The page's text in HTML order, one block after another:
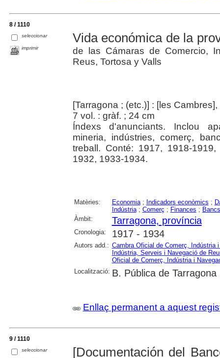
8 / 1110
seleccionar
imprimir
Vida económica de la
de las Cámaras de Comercio,
Reus, Tortosa y Valls
[Tarragona ; (etc.)] : [les
7 vol. : gràf. ; 24 cm
Índexs d'anunciants. Inclou
mineria, indústries, comerç,
treball. Conté: 1917, 1918-
1932, 1933-1934.
Matèries: Economia; Indicadors econòmics ;
Indústria; Comerç ; Finances ; Bancs
Àmbit:
Tarragona, província
Cronologia: 1917 - 1934
Autors add.: Cambra Oficial de Comerç, Indústria
Indústria, Serveis i Navegació de
Oficial de Comerç, Indústria i
Localització: B. Pública de Tarragona
Enllaç permanent a aquest
9 / 1110
seleccionar
[Documentación del